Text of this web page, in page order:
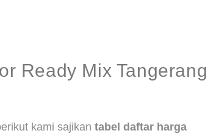
Ready Mix Tangerang
kami sajikan tabel daftar harga